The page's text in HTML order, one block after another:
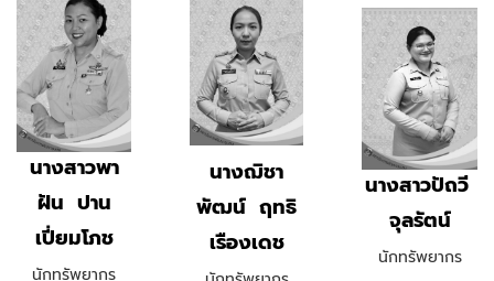
นางสาวพา
ฝัน ปาน
เปี่ยมโภช
นักทรัพยากร
นางฌิชา
พัฒน์ ฤทธิ
เรืองเดช
นางสาวปัถวี
จุลรัตน์
นักทรัพยากร